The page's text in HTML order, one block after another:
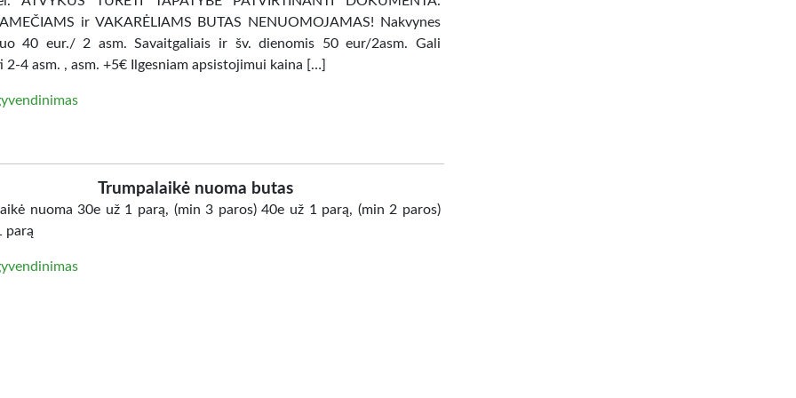
ir VAKARĖLIAMS BUTAS NENUOMOJAMAS! Nakvynes
40 eur./ 2 asm. Savaitgaliais ir šv. dienomis 50 eur/2asm. Gali
2-4 asm. , asm. +5€ Ilgesniam apsistojimui kaina […]
Trumpalaikė nuoma butas
nuoma 30e už 1 parą, (min 3 paros) 40e už 1 parą, (min 2 paros)
parą